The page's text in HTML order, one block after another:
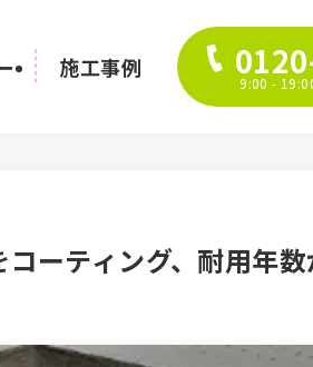
施工事例
9:00 -
ーティング、耐用年